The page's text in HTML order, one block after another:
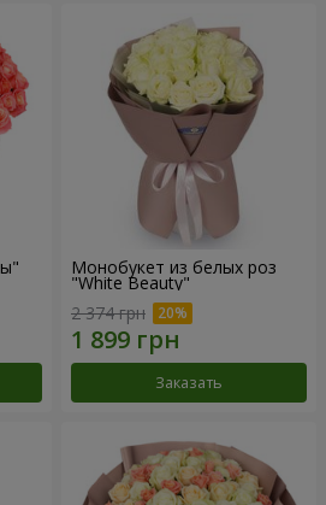
Монобукет из белых роз
"White Beauty"
2 374 грн
Заказать